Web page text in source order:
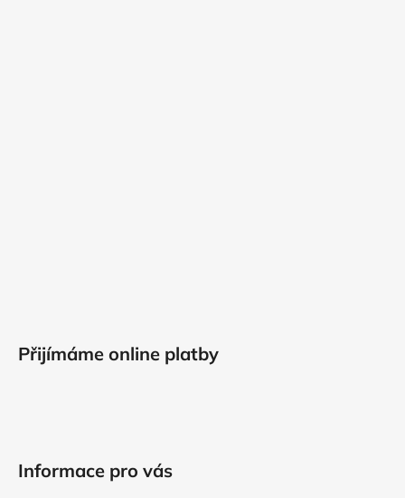
Přijímáme online platby
Informace pro vás